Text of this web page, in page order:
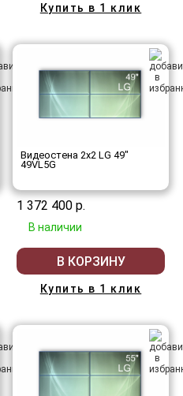
Купить в 1 клик
Видеостена 2x2 LG 49"
49VL5G
1 372 400 р.
В наличии
В КОРЗИНУ
Купить в 1 клик